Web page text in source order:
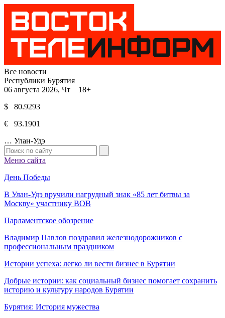
Все новости
Республики Бурятия
06 августа 2026, Чт 18+
$ 80.9293
€ 93.1901
… Улан-Удэ
Меню сайта
День Победы
В Улан-Удэ вручили нагрудный знак «85 лет битвы за
Москву» участнику ВОВ
Парламентское обозрение
Владимир Павлов поздравил железнодорожников с
профессиональным праздником
Истории успеха: легко ли вести бизнес в Бурятии
Добрые истории: как социальный бизнес помогает сохранить
историю и культуру народов Бурятии
Бурятия: История мужества